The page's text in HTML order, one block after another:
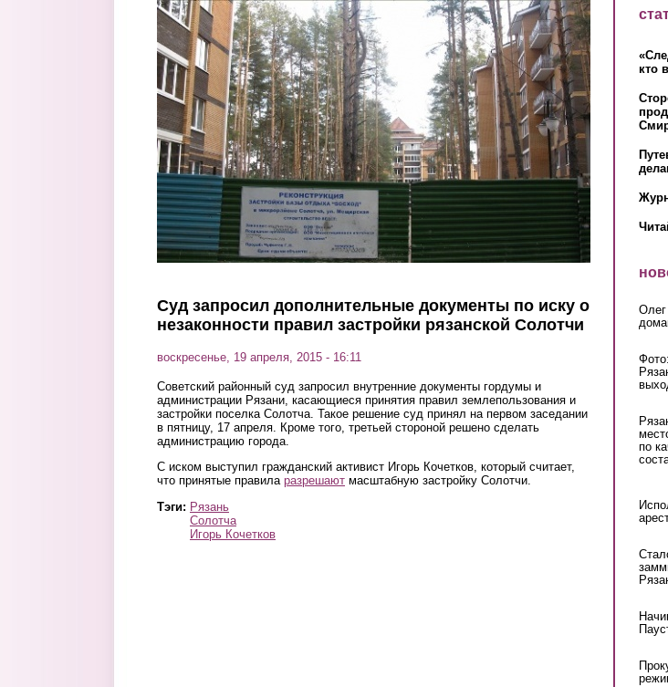
Перейти к основному содержанию
Суд запросил дополнительные документы по иску о
незаконности правил застройки рязанской Солотчи
воскресенье, 19 апреля, 2015 - 16:11
Советский районный суд запросил внутренние документы гордумы и
администрации Рязани, касающиеся принятия правил землепользования и
застройки поселка Солотча. Такое решение суд принял на первом заседании
в пятницу, 17 апреля. Кроме того, третьей стороной решено сделать
администрацию города.
С иском выступил гражданский активист Игорь Кочетков, который считает,
что принятые правила разрешают масштабную застройку Солотчи.
Тэги: Рязань
Солотча
Игорь Кочетков
кто
по